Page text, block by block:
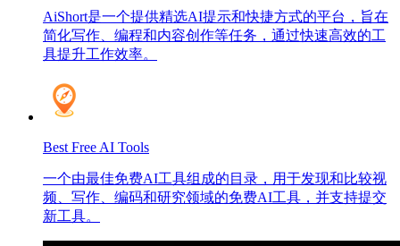
AiShort是一个提供精选AI提示和快捷方式的平台，旨在
简化写作、编程和内容创作等任务，通过快速高效的工
具提升工作效率。
Best Free AI Tools
一个由最佳免费AI工具组成的目录，用于发现和比较视
频、写作、编码和研究领域的免费AI工具，并支持提交
新工具。